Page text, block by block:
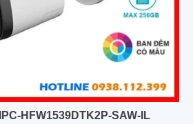
HFW1539DTK2P-SAW-IL